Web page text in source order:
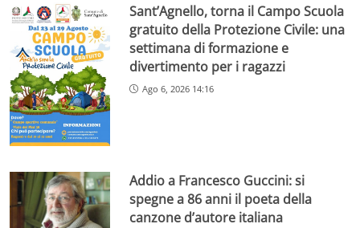
Sant’Agnello, torna il Campo Scuola
gratuito della Protezione Civile: una
settimana di formazione e
divertimento per i ragazzi
Ago 6, 2026 14:16
Addio a Francesco Guccini: si
spegne a 86 anni il poeta della
canzone d’autore italiana